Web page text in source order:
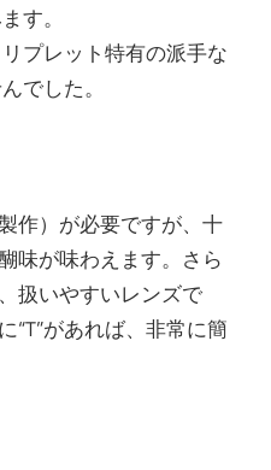
す。
プレット特有の派手な
でした。
作）が必要ですが、十
味が味わえます。さら
扱いやすいレンズで
“T”があれば、非常に簡